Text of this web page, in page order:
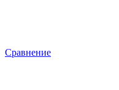
Сравнение